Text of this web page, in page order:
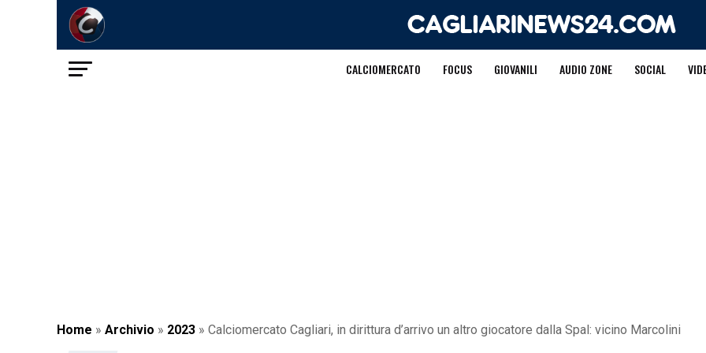
CALCIOMERCATO FOCUS GIOVANILI AUDIO ZONE SOCIAL
Home » Archivio » 2023 » Calciomercato Cagliari, in dirittura d’arrivo un altro giocatore dalla Spal: vicino Marcolini